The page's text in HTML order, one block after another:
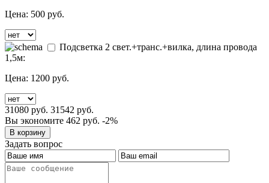
Цена: 500 руб.
Подсветка 2 свет.+транс.+вилка, длина провода
1,5м:
Цена: 1200 руб.
31080 руб. 31542 руб.
Вы экономите 462 руб. -2%
Задать вопрос